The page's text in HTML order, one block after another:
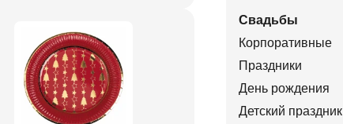
Свадьбы
Корпоративные
Праздники
День рождения
Детский праздник